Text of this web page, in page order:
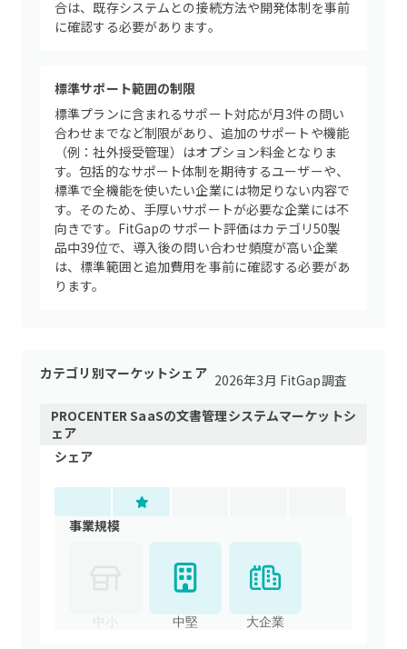
合は、既存システムとの接続方法や開発体制を事前
に確認する必要があります。
標準サポート範囲の制限
標準プランに含まれるサポート対応が月3件の問い
合わせまでなど制限があり、追加のサポートや機能
（例：社外授受管理）はオプション料金となりま
す。包括的なサポート体制を期待するユーザーや、
標準で全機能を使いたい企業には物足りない内容で
す。そのため、手厚いサポートが必要な企業には不
向きです。FitGapのサポート評価はカテゴリ50製
品中39位で、導入後の問い合わせ頻度が高い企業
は、標準範囲と追加費用を事前に確認する必要があ
ります。
カテゴリ別マーケットシェア 2026年3月 FitGap調査
PROCENTER SaaSの文書管理システムマーケットシ
ェア
シェア
事業規模
中堅 大企業